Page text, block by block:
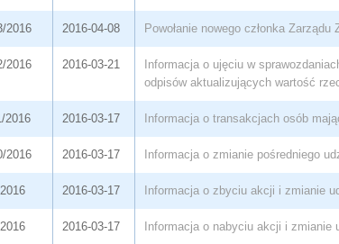
2016 2016-04-08 Powołanie nowego członka Zarządu
2016 2016-03-21
Informacja o ujęciu w
odpisów aktualizujących wartość
2016 2016-03-17 Informacja o transakcjach osób
2016 2016-03-17 Informacja o zmianie pośredniego
2016-03-17 Informacja o zbyciu akcji i zmianie
2016-03-17 Informacja o nabyciu akcji i zmianie